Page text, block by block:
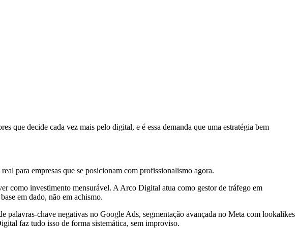
que decide cada vez mais pelo digital, e é essa demanda que uma estratégia bem
para empresas que se posicionam com profissionalismo agora.
como investimento mensurável. A Arco Digital atua como gestor de tráfego em
em dado, não em achismo.
palavras-chave negativas no Google Ads, segmentação avançada no Meta com lookalikes
faz tudo isso de forma sistemática, sem improviso.